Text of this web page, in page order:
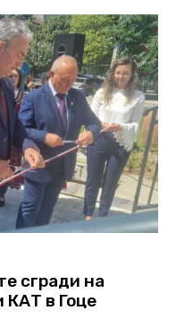
сгради на
КАТ в Гоце